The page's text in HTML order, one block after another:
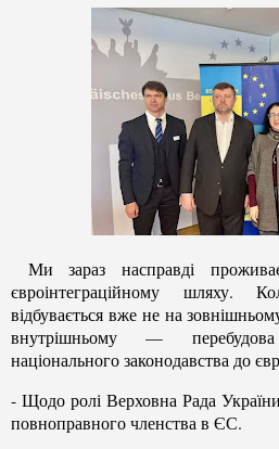
Ми зараз насправді
євроінтеграційному шляху.
відбувається вже не на
внутрішньому —
національного законодавства до
- Щодо ролі Верховна Рада
повноправного членства в ЄС.